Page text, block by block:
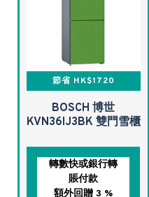
節省 HK$1720
BOSCH 博世
KVN36IJ3BK 雙門雪櫃
轉數快或銀行轉
賬付款
額外回贈 3 %